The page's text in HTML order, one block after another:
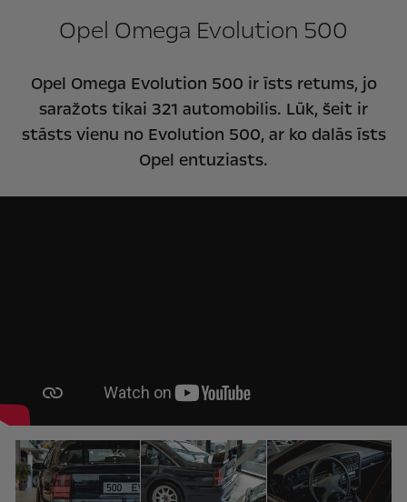
Opel Omega Evolution 500
Opel Omega Evolution 500 ir īsts retums, jo
saražots tikai 321 automobilis. Lūk, šeit ir
stāsts vienu no Evolution 500, ar ko dalās īsts
Opel entuziasts.